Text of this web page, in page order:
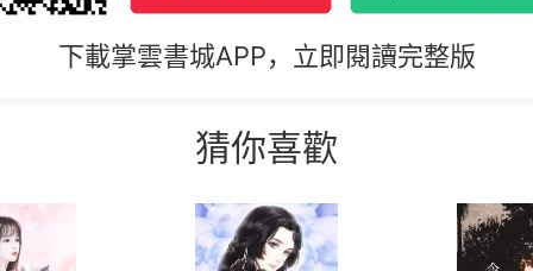
下載掌雲書城APP，立即閱讀完整版
猜你喜歡